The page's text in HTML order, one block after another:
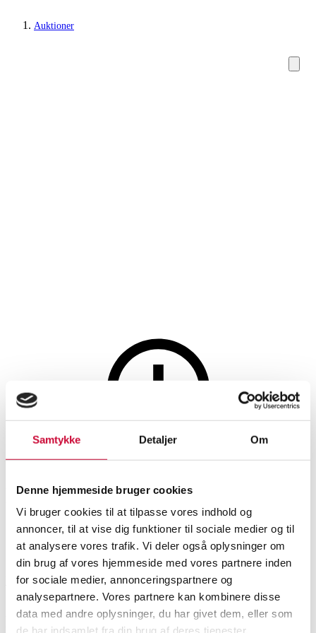
Samtykke Detaljer Om
Denne hjemmeside bruger cookies
Vi bruger cookies til at tilpasse vores indhold og
annoncer, til at vise dig funktioner til sociale medier og til
at analysere vores trafik. Vi deler også oplysninger om
din brug af vores hjemmeside med vores partnere inden
for sociale medier, annonceringspartnere og
analysepartnere. Vores partnere kan kombinere disse
data med andre oplysninger, du har givet dem, eller som
de har indsamlet fra din brug af deres tjenester.
Auktioner
Loftslamper
Denne auktion er annulleret
Denne auktion er annulleret
SHOWROOM
Vejle
VURDERING
DKK 9.800
VARENUMMER
6543026
Beskrivelse